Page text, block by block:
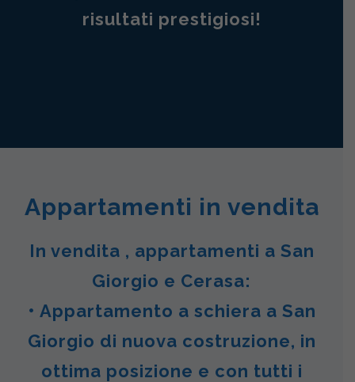
risultati prestigiosi!
Appartamenti in vendita
In vendita , appartamenti a San
Giorgio e Cerasa:
• Appartamento a schiera a San
Giorgio di nuova costruzione, in
ottima posizione e con tutti i